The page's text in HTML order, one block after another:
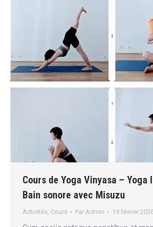
Cours de Yoga Vinyasa – Yoga
Bain sonore avec Misuzu
Activités, Cours Par Admin 19 février